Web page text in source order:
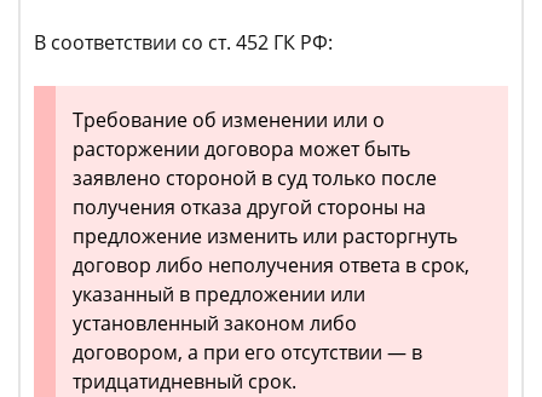
В соответствии со ст. 452 ГК РФ:
Требование об изменении или о
расторжении договора может быть
заявлено стороной в суд только после
получения отказа другой стороны на
предложение изменить или расторгнуть
договор либо неполучения ответа в срок,
указанный в предложении или
установленный законом либо
договором, а при его отсутствии — в
тридцатидневный срок.